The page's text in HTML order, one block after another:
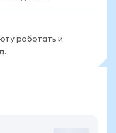
работать и